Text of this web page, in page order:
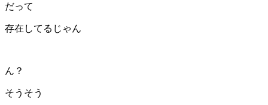
だって
存在してるじゃん
ん？
そうそう